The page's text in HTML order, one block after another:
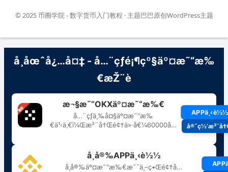
© 2025币圈学院 - 数字货币入门教程 · 主题巴巴原创WordPress主题